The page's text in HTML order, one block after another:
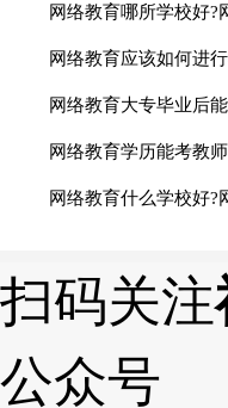
网络教育哪所学校好?
网络教育应该如何进
网络教育大专毕业后
网络教育学历能考教
网络教育什么学校好?
扫码关注
公众号